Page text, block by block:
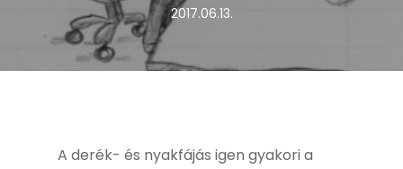
2017.06.13.
A derék- és nyakfájás igen gyakori a